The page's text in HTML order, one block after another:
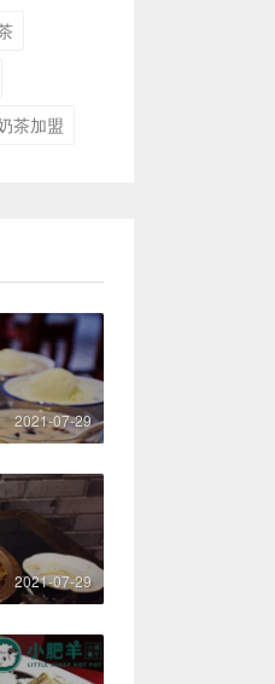
茶加盟
2021-07-29
2021-07-29